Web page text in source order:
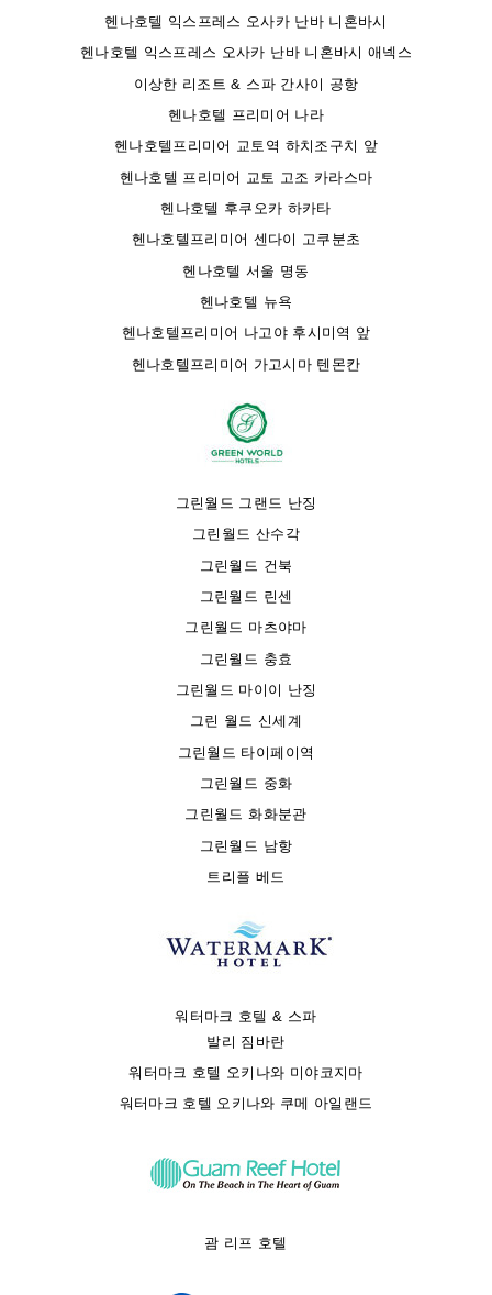
헨나호텔 익스프레스 오사카 난바 니혼바시
헨나호텔 익스프레스 오사카 난바 니혼바시 애넥스
이상한 리조트 & 스파 간사이 공항
헨나호텔 프리미어 나라
헨나호텔프리미어 교토역 하치조구치 앞
헨나호텔 프리미어 교토 고조 카라스마
헨나호텔 후쿠오카 하카타
헨나호텔프리미어 센다이 고쿠분초
헨나호텔 서울 명동
헨나호텔 뉴욕
헨나호텔프리미어 나고야 후시미역 앞
헨나호텔프리미어 가고시마 텐몬칸
그린월드 그랜드 난징
그린월드 산수각
그린월드 건북
그린월드 린센
그린월드 마츠야마
그린월드 충효
그린월드 마이이 난징
그린 월드 신세계
그린월드 타이페이역
그린월드 중화
그린월드 화화분관
그린월드 남항
트리플 베드
워터마크 호텔 & 스파
발리 짐바란
워터마크 호텔 오키나와 미야코지마
워터마크 호텔 오키나와 쿠메 아일랜드
괌 리프 호텔